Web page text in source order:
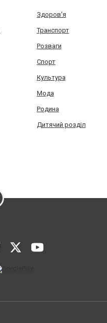
Здоров'я
Транспорт
Розваги
Спорт
Культура
Мода
Родина
Дитячий розділ